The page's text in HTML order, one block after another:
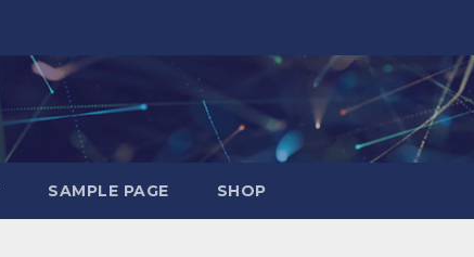
SAMPLE PAGE SHOP